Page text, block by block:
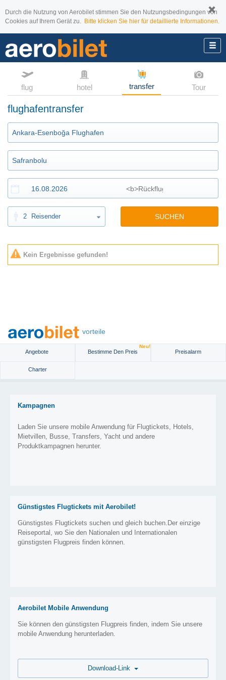
Durch die Nutzung von Aerobilet stimmen Sie den Nutzungsbedingungen von
Cookies auf Ihrem Gerät zu. Bitte klicken Sie hier für detaillierte Informationen.
flug hotel transfer Tour
flughafentransfer
2 Reisender SUCHEN
Kein Ergebnisse gefunden!
vorteile
Angebote Bestimme Den Preis
Neu!
Preisalarm
Charter
Kampagnen
Laden Sie unsere mobile Anwendung für Flugtickets, Hotels,
Mietvillen, Busse, Transfers, Yacht und andere
Produktkampagnen herunter.
Günstigstes Flugtickets mit Aerobilet!
Günstigstes Flugtickets suchen und gleich buchen.Der einzige
Reiseportal, wo Sie den Nationalen und Internationalen
günstigsten Flugpreis finden können.
Aerobilet Mobile Anwendung
Sie können den günstigsten Flugpreis finden, indem Sie unsere
mobile Anwendung herunterladen.